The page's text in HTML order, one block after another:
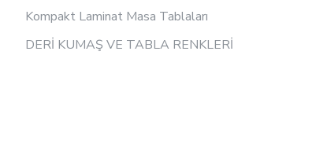
Kompakt Laminat Masa Tablaları
DERİ KUMAŞ VE TABLA RENKLERİ